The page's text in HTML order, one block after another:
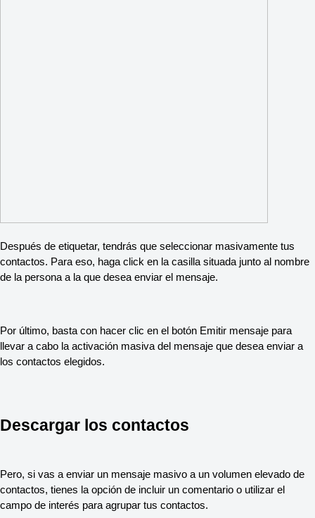
Después de etiquetar, tendrás que seleccionar masivamente tus
contactos. Para eso, haga click en la casilla situada junto al nombre
de la persona a la que desea enviar el mensaje.
Por último, basta con hacer clic en el botón Emitir mensaje para
llevar a cabo la activación masiva del mensaje que desea enviar a
los contactos elegidos.
Descargar los contactos
Pero, si vas a enviar un mensaje masivo a un volumen elevado de
contactos, tienes la opción de incluir un comentario o utilizar el
campo de interés para agrupar tus contactos.